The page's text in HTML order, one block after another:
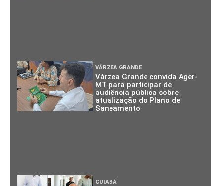
VÁRZEA GRANDE
Várzea Grande convida Ager-
MT para participar de
audiência pública sobre
atualização do Plano de
Saneamento
CUIABÁ